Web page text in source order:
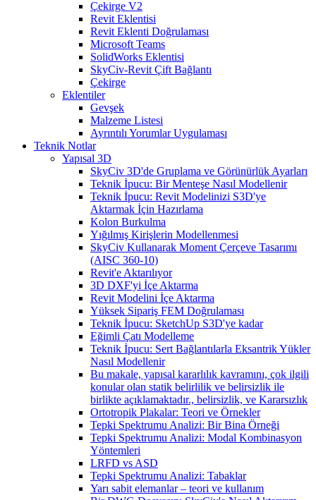
Çekirge V2
Revit Eklentisi
Revit Eklenti Doğrulaması
Microsoft Teams
SolidWorks Eklentisi
SkyCiv-Revit Çift Bağlantı
Çekirge
Eklentiler
Gevşek
Malzeme Listesi
Ayrıntılı Yorumlar Uygulaması
Teknik Notlar
Yapısal 3D
SkyCiv 3D'de Gruplama ve Görünürlük Ayarları
Teknik İpucu: Bir Menteşe Nasıl Modellenir
Teknik İpucu: Revit Modelinizi S3D'ye
Aktarmak İçin Hazırlama
Kolon Burkulma
Yığılmış Kirişlerin Modellenmesi
SkyCiv Kullanarak Moment Çerçeve Tasarımı
(AISC 360-10)
Revit'e Aktarılıyor
3D DXF'yi İçe Aktarma
Revit Modelini İçe Aktarma
Yüksek Sipariş FEM Doğrulaması
Teknik İpucu: SketchUp S3D'ye kadar
Eğimli Çatı Modelleme
Teknik İpucu: Sert Bağlantılarla Eksantrik Yükler
Nasıl Modellenir
Bu makale, yapısal kararlılık kavramını, çok ilgili
konular olan statik belirlilik ve belirsizlik ile
birlikte açıklamaktadır., belirsizlik, ve Kararsızlık
Ortotropik Plakalar: Teori ve Örnekler
Tepki Spektrumu Analizi: Bir Bina Örneği
Tepki Spektrumu Analizi: Modal Kombinasyon
Yöntemleri
LRFD vs ASD
Tepki Spektrumu Analizi: Tabaklar
Yarı sabit elemanlar – teori ve kullanım